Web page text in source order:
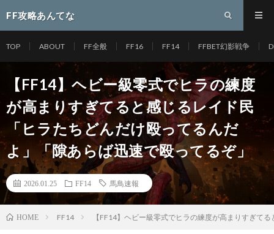
FF攻略あんてな
TOP ABOUT FF全般 FF16 FF14 FFBET幻影戦争
【FF14】ヘビー級零式でヒラの練度
が高まりすぎてると感じるレイド民
「ヒラたちどんだけ殴ってるんだ
よ」「隙あらば迅速で殴ってるぞ」
2026.01.25 FF14 馬鳥速報
HOME FF14 【FF14】ヘビー級零式でヒラの練度が高まりすぎて